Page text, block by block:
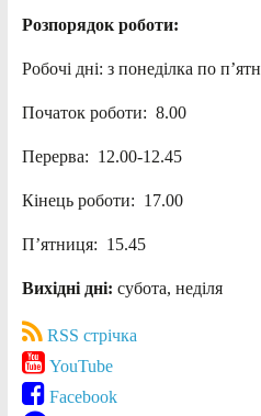
Розпорядок роботи:
Робочі дні: з понеділка по
Початок роботи: 8.00
Перерва: 12.00-12.45
Кінець роботи: 17.00
П’ятниця: 15.45
Вихідні дні: субота, неділя
RSS стрічка
YouTube
Facebook